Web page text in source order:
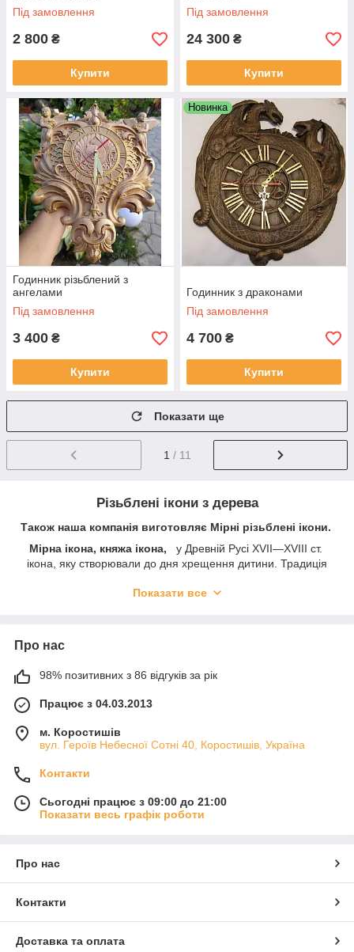
Під замовлення
2 800 ₴
Купити
Під замовлення
24 300 ₴
Купити
Годинник різьблений з
ангелами
Під замовлення
3 400 ₴
Купити
Новинка
Годинник з драконами
Під замовлення
4 700 ₴
Купити
Показати ще
1 / 11
Різьблені ікони з дерева
Також наша компанія виготовляє Мірні різьблені ікони.
Мірна ікона, княжа ікона,
у Древній Русі XVII—XVIII ст.
ікона, яку створювали до дня хрещення дитини. Традиція
була вузькою по ширині, а по висоті відповідала зростанню
Показати все
Про нас
98% позитивних з 86 відгуків за рік
Працює з 04.03.2013
м. Коростишів
вул. Героїв Небесної Сотні 40, Коростишів, Україна
Контакти
Сьогодні працює з 09:00 до 21:00
Показати весь графік роботи
Про нас
Контакти
Доставка та оплата